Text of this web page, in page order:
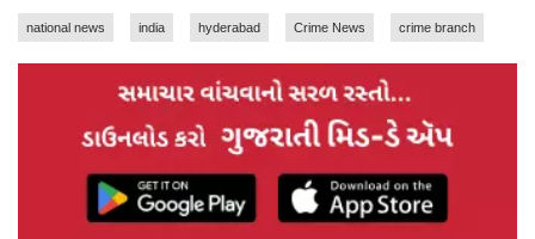
national news india hyderabad Crime News crime branch